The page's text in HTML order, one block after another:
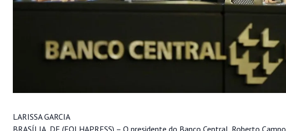
LARISSA GARCIA
BRASÍLIA, DF (FOLHAPRESS) – O presidente do Banco Central, Roberto